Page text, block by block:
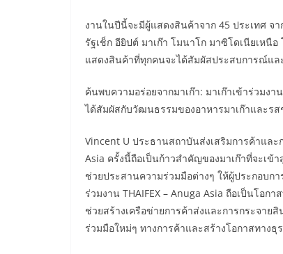
งานในปีนี้จะมีผู้แสดงสินค้าจาก 45 ประเทศ จ
รัฐเช็ก อียิปต์ มาเก๊า โมนาโก มาซิโดเนียเหนื
แสดงสินค้าที่ทุกคนจะได้สัมผัสประสบการณ์แล
ค้นพบความอร่อยจากมาเก๊า: มาเก๊าเข้าร่วมงา
ได้สัมผัสกับวัฒนธรรมของอาหารมาเก๊าและร
Vincent U ประธานสถาบันส่งเสริมการค้าและ
Asia ครั้งนี้ถือเป็นก้าวสำคัญของมาเก๊าที่จะเ
ช่วยประสานความร่วมมือต่างๆ ให้ผู้ประกอบกา
ร่วมงาน THAIFEX – Anuga Asia ถือเป็นโอ
ช่วยสร้างเครือข่ายการค้าส่งและการกระจาย
ร่วมมือใหม่ๆ ทางการค้าและสร้างโอกาสทาง